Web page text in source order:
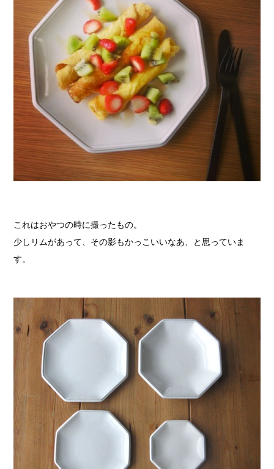
これはおやつの時に撮ったもの。
少しリムがあって、その影もかっこいいなあ、と思っていま
す。